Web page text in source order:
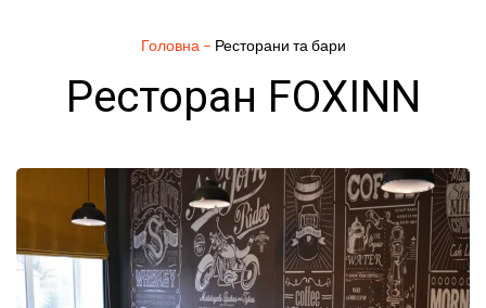
Головна – Ресторани та бари
Ресторан FOXINN